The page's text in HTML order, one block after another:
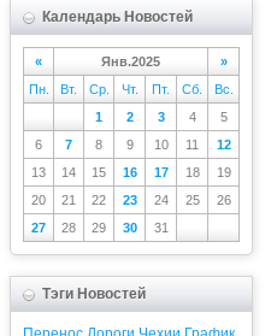
Календарь Новостей
« Янв.2025
»
Пн.
Вт. Ср. Чт. Пт. Сб.
Вс.
1
2 3 4
5
6
7 8 9 10 11
12
13
14 15 16 17 18
19
20
21 22 23 24 25
26
27
28 29 30 31
Тэги Новостей